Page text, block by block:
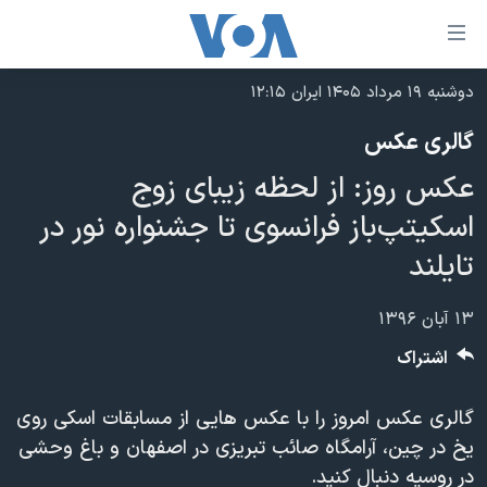
لینکهای
قابل
دسترسی
جهش
محتوای
اصلی
جهش
به
صفحه
جهش
جستجو
نسخه سبک وب‌سایت
موضوع ها
ایران
آمریکا
جهان
ورزشی
ویژه برنامه‌ها
ویدیوها
برنامه های تلویزیونی
جدول برنامه ها
صفحه‌های ویژه
جام جهانی ۲۰۲۶
۲۵۰سالگی آمریکا
بایگانی برنامه‌های تلویزیونی
فرکانس‌های صدای آمریکا
یادگیری زبان انگلیسی
دوشنبه ۱۹ مرداد ۱۴۰۵ ایران ۱۲:۱۵
گالری عکس
عکس روز: از لحظه زیبای زوج
اسکیتپ‌باز فرانسوی تا جشنواره نور در
تایلند
۱۳ آبان ۱۳۹۶
گالری عکس امروز را با عکس هایی از مسابقات اسکی روی
یخ در چین، آرامگاه صائب تبریزی در اصفهان و باغ وحشی
در روسیه دنبال کنید.
اشتراک